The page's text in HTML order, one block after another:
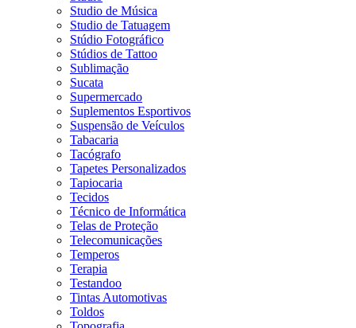
Studio de Música
Studio de Tatuagem
Stúdio Fotográfico
Stúdios de Tattoo
Sublimação
Sucata
Supermercado
Suplementos Esportivos
Suspensão de Veículos
Tabacaria
Tacógrafo
Tapetes Personalizados
Tapiocaria
Tecidos
Técnico de Informática
Telas de Proteção
Telecomunicações
Temperos
Terapia
Testandoo
Tintas Automotivas
Toldos